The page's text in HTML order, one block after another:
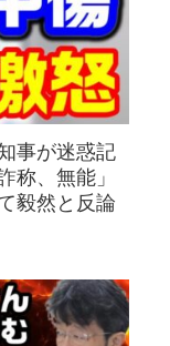
事が迷惑記
称、無能」
毅然と反論